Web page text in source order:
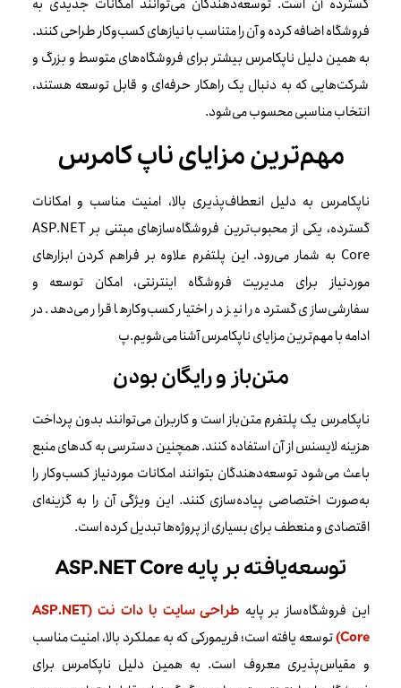
گسترده آن است. توسعه‌دهندگان می‌توانند امکانات جدیدی به
فروشگاه اضافه کرده و آن را متناسب با نیازهای کسب‌وکار طراحی کنند.
به همین دلیل ناپکامرس بیشتر برای فروشگاه‌های متوسط و بزرگ و
شرکت‌هایی که به دنبال یک راهکار حرفه‌ای و قابل توسعه هستند،
انتخاب مناسبی محسوب می‌شود.
مهم‌ترین مزایای ناپ کامرس
ناپکامرس به دلیل انعطاف‌پذیری بالا، امنیت مناسب و امکانات
گسترده، یکی از محبوب‌ترین فروشگاه‌سازهای مبتنی بر ASP.NET
Core به شمار می‌رود. این پلتفرم علاوه بر فراهم کردن ابزارهای
موردنیاز برای مدیریت فروشگاه اینترنتی، امکان توسعه و
سفارشی‌سازی گسترده را نیز در اختیار کسب‌وکارها قرار می‌دهد. در
ادامه با مهم‌ترین مزایای ناپکامرس آشنا می‌شویم.پ
متن‌باز و رایگان بودن
ناپکامرس یک پلتفرم متن‌باز است و کاربران می‌توانند بدون پرداخت
هزینه لایسنس از آن استفاده کنند. همچنین دسترسی به کدهای منبع
باعث می‌شود توسعه‌دهندگان بتوانند امکانات موردنیاز کسب‌وکار را
به‌صورت اختصاصی پیاده‌سازی کنند. این ویژگی آن را به گزینه‌ای
اقتصادی و منعطف برای بسیاری از پروژه‌ها تبدیل کرده است.
توسعه‌یافته بر پایه ASP.NET Core
این فروشگاه‌ساز بر پایه
طراحی سایت با دات نت (ASP.NET
Core) توسعه یافته است؛ فریمورکی که به عملکرد بالا، امنیت مناسب
و مقیاس‌پذیری معروف است. به همین دلیل ناپکامرس برای